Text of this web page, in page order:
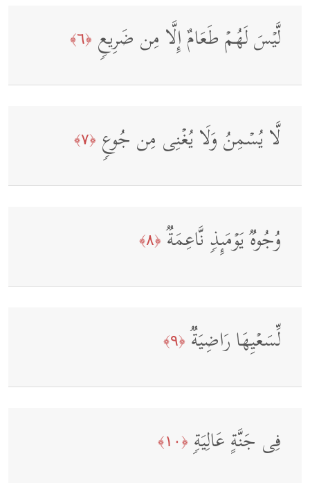
لَّیۡسَ لَهُمۡ طَعَامٌ إِلَّا مِن ضَرِیعࣲ ﴿٦﴾
لَّا یُسۡمِنُ وَلَا یُغۡنِی مِن جُوعࣲ ﴿٧﴾
وُجُوهࣱ یَوۡمَىِٕذࣲ نَّاعِمَةࣱ ﴿٨﴾
لِّسَعۡیِهَا رَاضِیَةࣱ ﴿٩﴾
فِی جَنَّةٍ عَالِیَةࣲ ﴿١٠﴾